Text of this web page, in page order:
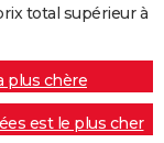
total supérieur à
plus chère
est le plus cher